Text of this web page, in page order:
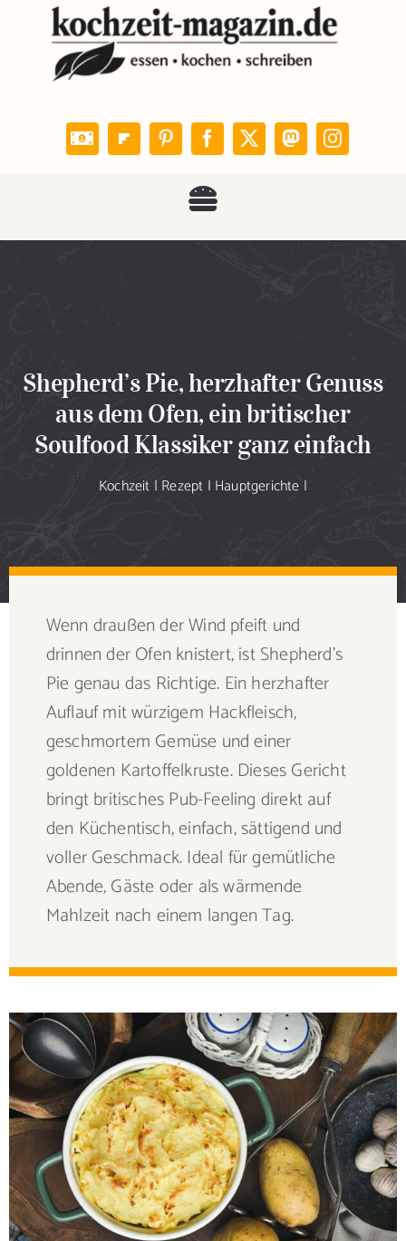
springen
Toggle
Sammlung
Speiseplan
Portfolio
Galerie
Rezept senden
Shepherd’s Pie, herzhafter Genuss
aus dem Ofen, ein britischer
Soulfood Klassiker ganz einfach
Kochzeit | Rezept | Hauptgerichte |
Wenn draußen der Wind pfeift und
drinnen der Ofen knistert, ist Shepherd’s
Pie genau das Richtige. Ein herzhafter
Auflauf mit würzigem Hackfleisch,
geschmortem Gemüse und einer
goldenen Kartoffelkruste. Dieses Gericht
bringt britisches Pub-Feeling direkt auf
den Küchentisch, einfach, sättigend und
voller Geschmack. Ideal für gemütliche
Abende, Gäste oder als wärmende
Mahlzeit nach einem langen Tag.